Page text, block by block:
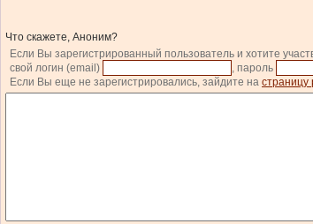
Что скажете, Аноним?
Если Вы зарегистрированный пользователь и хотите
свой логин (email)
, пароль
Если Вы еще не зарегистрировались, зайдите на страницу